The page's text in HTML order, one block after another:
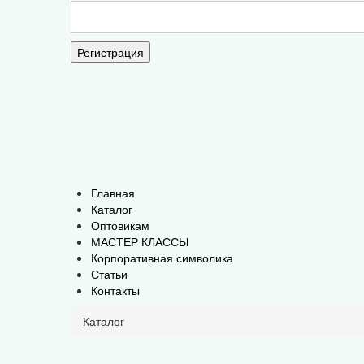
Регистрация
Главная
Каталог
Оптовикам
МАСТЕР КЛАССЫ
Корпоративная символика
Статьи
Контакты
Каталог